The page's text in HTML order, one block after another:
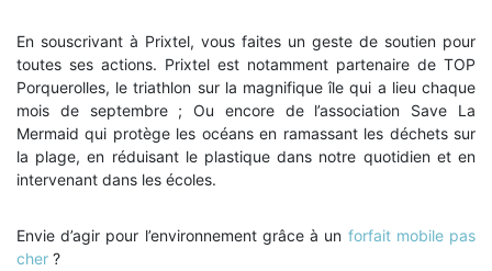
En souscrivant à Prixtel, vous faites un geste de soutien pour
toutes ses actions. Prixtel est notamment partenaire de TOP
Porquerolles, le triathlon sur la magnifique île qui a lieu chaque
mois de septembre ; Ou encore de l’association Save La
Mermaid qui protège les océans en ramassant les déchets sur
la plage, en réduisant le plastique dans notre quotidien et en
intervenant dans les écoles.
Envie d’agir pour l’environnement grâce à un forfait mobile pas
cher ?